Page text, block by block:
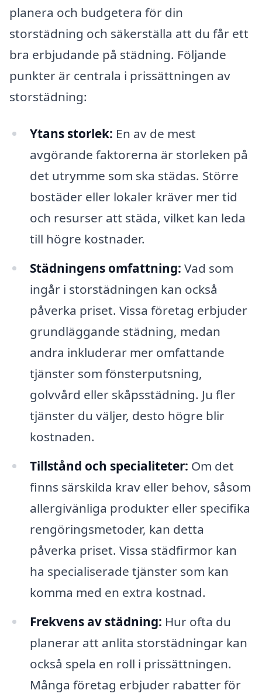
planera och budgetera för din
storstädning och säkerställa att du får ett
bra erbjudande på städning. Följande
punkter är centrala i prissättningen av
storstädning:
Ytans storlek: En av de mest
avgörande faktorerna är storleken på
det utrymme som ska städas. Större
bostäder eller lokaler kräver mer tid
och resurser att städa, vilket kan leda
till högre kostnader.
Städningens omfattning: Vad som
ingår i storstädningen kan också
påverka priset. Vissa företag erbjuder
grundläggande städning, medan
andra inkluderar mer omfattande
tjänster som fönsterputsning,
golvvård eller skåpsstädning. Ju fler
tjänster du väljer, desto högre blir
kostnaden.
Tillstånd och specialiteter: Om det
finns särskilda krav eller behov, såsom
allergivänliga produkter eller specifika
rengöringsmetoder, kan detta
påverka priset. Vissa städfirmor kan
ha specialiserade tjänster som kan
komma med en extra kostnad.
Frekvens av städning: Hur ofta du
planerar att anlita storstädningar kan
också spela en roll i prissättningen.
Många företag erbjuder rabatter för